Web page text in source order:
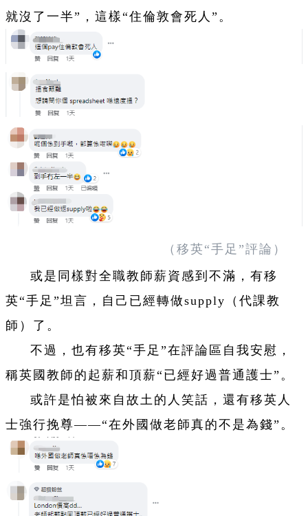
就沒了一半”，這樣“住倫敦會死人”。
（移英“手足”評論）
或是同樣對全職教師薪資感到不滿，有移
英“手足”坦言，自己已經轉做supply（代課教
師）了。
不過，也有移英“手足”在評論區自我安慰，
稱英國教師的起薪和頂薪“已經好過普通護士”。
或許是怕被來自故土的人笑話，還有移英人
士強行挽尊——“在外國做老師真的不是為錢”。